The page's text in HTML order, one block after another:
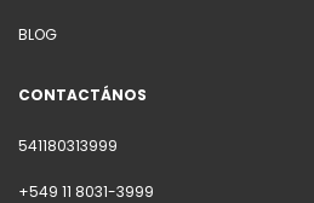
BLOG
CONTACTÁNOS
541180313999
+549 11 8031-3999